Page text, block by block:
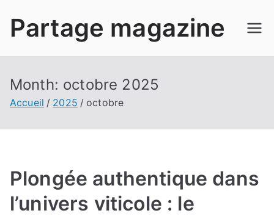
Partage magazine
Month: octobre 2025
Accueil 2025 octobre
Plongée authentique dans
l’univers viticole : le